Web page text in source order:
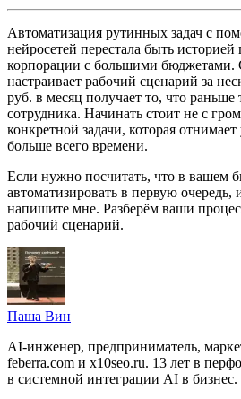
Автоматизация рутинных задач с
нейросетей перестала быть
корпорации с большими бюджетами.
настраивает рабочий сценарий за
руб. в месяц получает то, что раньше
сотрудника. Начинать стоит не с
конкретной задачи, которая
больше всего времени.
Если нужно посчитать, что в вашем
автоматизировать в первую очередь,
напишите мне. Разберём ваши
рабочий сценарий.
Паша Вин
AI-инженер, предприниматель,
feberra.com и x10seo.ru. 13 лет в
в системной интеграции AI в бизнес.